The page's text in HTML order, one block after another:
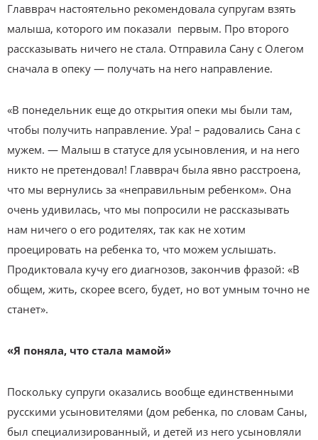
Главврач настоятельно рекомендовала супругам взять
малыша, которого им показали первым. Про второго
рассказывать ничего не стала. Отправила Сану с Олегом
сначала в опеку — получать на него направление.
«В понедельник еще до открытия опеки мы были там,
чтобы получить направление. Ура! – радовались Сана с
мужем. — Малыш в статусе для усыновления, и на него
никто не претендовал! Главврач была явно расстроена,
что мы вернулись за «неправильным ребенком». Она
очень удивилась, что мы попросили не рассказывать
нам ничего о его родителях, так как не хотим
проецировать на ребенка то, что можем услышать.
Продиктовала кучу его диагнозов, закончив фразой: «В
общем, жить, скорее всего, будет, но вот умным точно не
станет».
«Я поняла, что стала мамой»
Поскольку супруги оказались вообще единственными
русскими усыновителями (дом ребенка, по словам Саны,
был специализированный, и детей из него усыновляли